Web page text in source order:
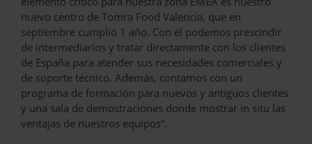
nuevo centro de Tomra Food Valencia, que en
septiembre cumplió 1 año. Con él podemos prescindir
de intermediarios y tratar directamente con los clientes
de España para atender sus necesidades comerciales y
de soporte técnico. Además, contamos con un
programa de formación para nuevos y antiguos clientes
y una sala de demostraciones donde mostrar in situ las
ventajas de nuestros equipos”.